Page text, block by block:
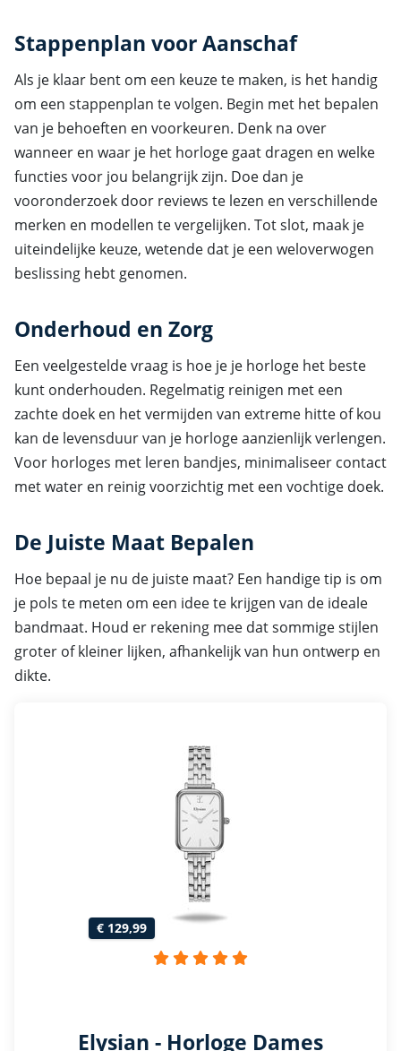
Stappenplan voor Aanschaf
Als je klaar bent om een keuze te maken, is het handig
om een stappenplan te volgen. Begin met het bepalen
van je behoeften en voorkeuren. Denk na over
wanneer en waar je het horloge gaat dragen en welke
functies voor jou belangrijk zijn. Doe dan je
vooronderzoek door reviews te lezen en verschillende
merken en modellen te vergelijken. Tot slot, maak je
uiteindelijke keuze, wetende dat je een weloverwogen
beslissing hebt genomen.
Onderhoud en Zorg
Een veelgestelde vraag is hoe je je horloge het beste
kunt onderhouden. Regelmatig reinigen met een
zachte doek en het vermijden van extreme hitte of kou
kan de levensduur van je horloge aanzienlijk verlengen.
Voor horloges met leren bandjes, minimaliseer contact
met water en reinig voorzichtig met een vochtige doek.
De Juiste Maat Bepalen
Hoe bepaal je nu de juiste maat? Een handige tip is om
je pols te meten om een idee te krijgen van de ideale
bandmaat. Houd er rekening mee dat sommige stijlen
groter of kleiner lijken, afhankelijk van hun ontwerp en
dikte.
€ 129,99
Elysian - Horloge Dames